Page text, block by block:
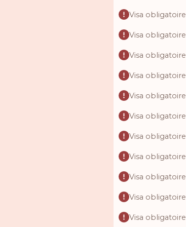
Visa obligatoire
Visa obligatoire
Visa obligatoire
Visa obligatoire
Visa obligatoire
Visa obligatoire
Visa obligatoire
Visa obligatoire
Visa obligatoire
Visa obligatoire
Visa obligatoire